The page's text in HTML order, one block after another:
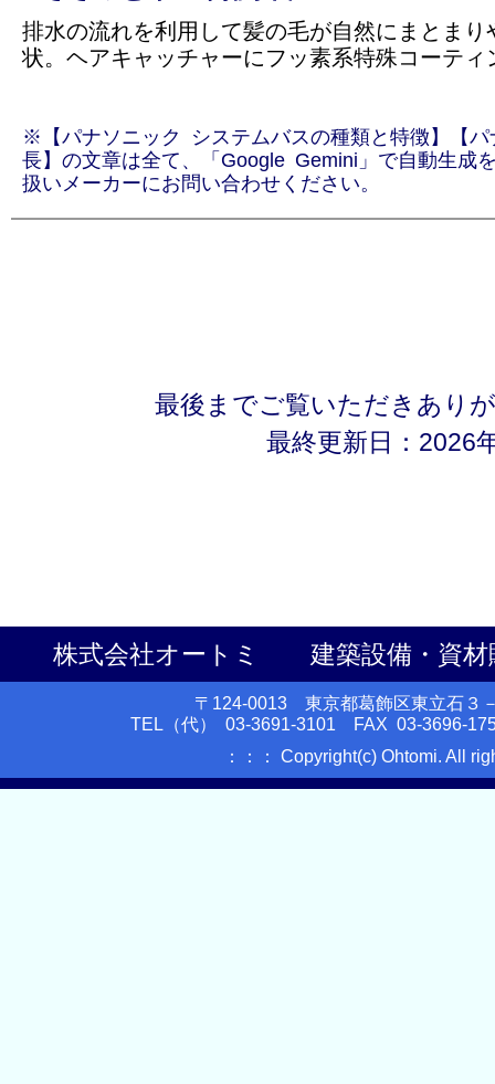
排水の流れを利用して髪の毛が自然にまとま
状。ヘアキャッチャーにフッ素系特殊コーテ
※【パナソニック システムバスの種類と特徴】【
長】の文章は全て、「Google Gemini」で自動生成
扱いメーカーにお問い合わせください。
最後までご覧いただきあり
最終更新日：2026
株式会社オートミ 建築設備・資材
〒124-0013 東京都葛飾区東立石３
TEL（代） 03-3691-3101 FAX 03-3696-
：：： Copyright(c) Ohtomi. All